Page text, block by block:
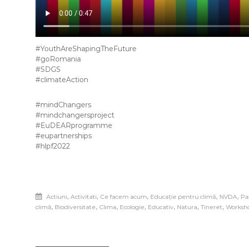
#YouthAreShapingTheFuture
#goRomania
#SDGS
#climateAction
#mindChangers
#mindchangersproject
#EuDEARprogramme
#eupartnerships
#hlpf2022
Actiuni, Activitati, Ce facem acum, Educație pentru climă, NVDA,
climă, Biodiversitate, Clima, Ecologie, Educativ, Natura, Tineret,